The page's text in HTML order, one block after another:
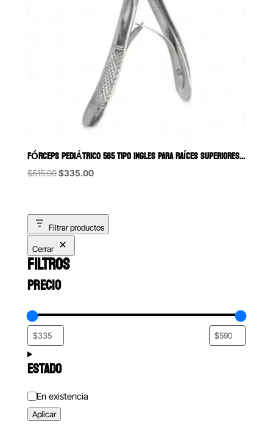
FÓRCEPS PEDIÁTRICO 565 TIPO INGLES PARA RAÍCES SUPERIORES 6B (113)
$515.00Original
$515.00.
$335.00Current
$335.00.
Filtrar productos
Cerrar
FILTROS
PRECIO
ESTADO
Estado
En existencia
Aplicar